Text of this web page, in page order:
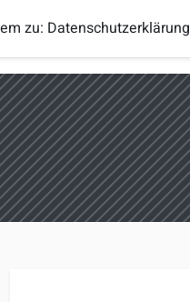
zu: Datenschutzerklärung